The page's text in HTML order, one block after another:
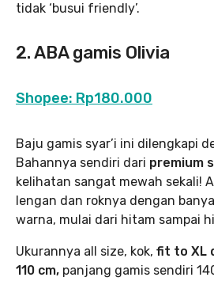
tidak ‘busui friendly’.
2. ABA gamis Olivia
Shopee: Rp180.000
Baju gamis syar’i ini dilengkapi
Bahannya sendiri dari premium
kelihatan sangat mewah sekali!
lengan dan roknya dengan
warna, mulai dari hitam sampai
Ukurannya all size, kok, fit to XL
110 cm, panjang gamis sendiri